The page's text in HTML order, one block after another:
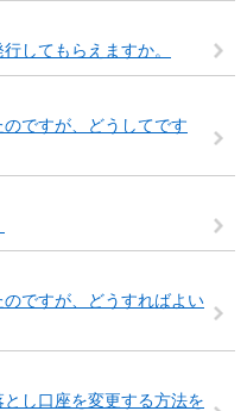
してもらえますか。
ですが、どうしてです
ですが、どうすればよい
し口座を変更する方法を